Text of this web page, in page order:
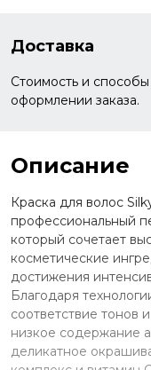
Доставка
Стоимость и
оформлении заказа.
Описание
Краска для волос
профессиональный
который сочетает
косметические
достижения
Благодаря
соответствие тонов
низкое содержание
деликатное